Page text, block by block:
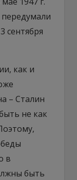
сентября
как и
– Сталин
не как
в
быть